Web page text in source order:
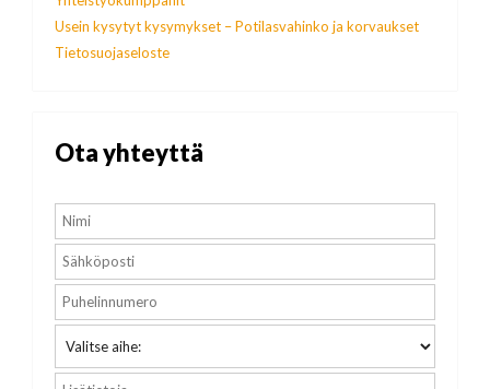
Usein kysytyt kysymykset – Potilasvahinko ja korvaukset
Tietosuojaseloste
Ota yhteyttä